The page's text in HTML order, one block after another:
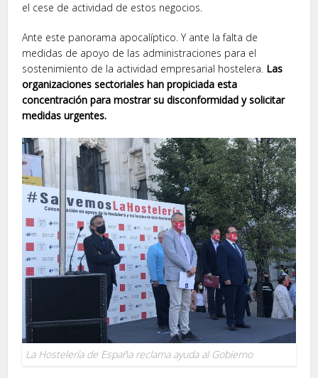
el cese de actividad de estos negocios.
Ante este panorama apocalíptico. Y ante la falta de
medidas de apoyo de las administraciones para el
sostenimiento de la actividad empresarial hostelera. Las
organizaciones sectoriales han propiciada esta
concentración para mostrar su disconformidad y solicitar
medidas urgentes.
La Hostelería de España reclama ayuda al Gobierno